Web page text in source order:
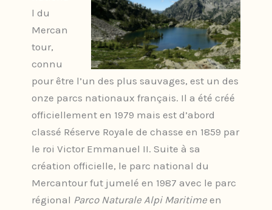
l du
Mercan
tour,
connu
pour être l’un des plus sauvages, est un des
onze parcs nationaux français. Il a été créé
officiellement en 1979 mais est d’abord
classé Réserve Royale de chasse en 1859 par
le roi Victor Emmanuel II. Suite à sa
création officielle, le parc national du
Mercantour fut jumelé en 1987 avec le parc
régional Parco Naturale Alpi Maritime en